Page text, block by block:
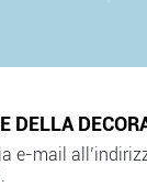
DELLA
e-mail